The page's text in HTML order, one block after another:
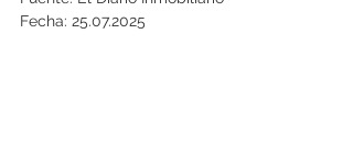
Fecha: 25.07.2025